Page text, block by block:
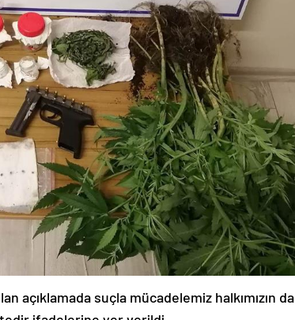
açıklamada suçla mücadelemiz halkımızın da